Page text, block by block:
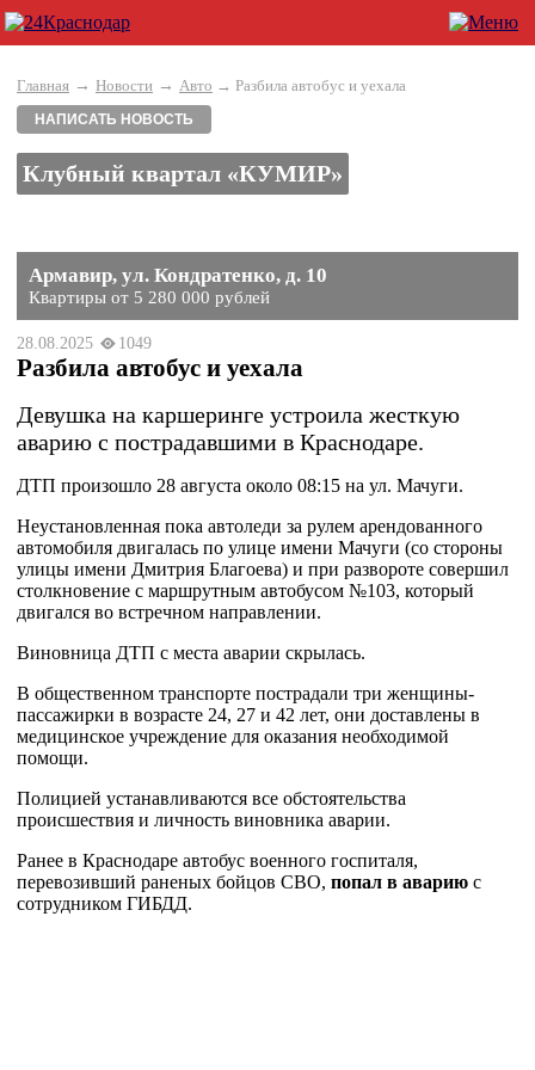
Главная → Новости → Авто → Разбила автобус и уехала
НАПИСАТЬ НОВОСТЬ
Клубный квартал «КУМИР»
Армавир, ул. Кондратенко, д. 10
Квартиры от 5 280 000 рублей
28.08.2025 1049
Разбила автобус и уехала
Девушка на каршеринге устроила жесткую
аварию с пострадавшими в Краснодаре.
ДТП произошло 28 августа около 08:15 на ул. Мачуги.
Неустановленная пока автоледи за рулем арендованного
автомобиля двигалась по улице имени Мачуги (со стороны
улицы имени Дмитрия Благоева) и при развороте совершил
столкновение с маршрутным автобусом №103, который
двигался во встречном направлении.
Виновница ДТП с места аварии скрылась.
В общественном транспорте пострадали три женщины-
пассажирки в возрасте 24, 27 и 42 лет, они доставлены в
медицинское учреждение для оказания необходимой
помощи.
Полицией устанавливаются все обстоятельства
происшествия и личность виновника аварии.
Ранее в Краснодаре автобус военного госпиталя,
перевозивший раненых бойцов СВО, попал в аварию с
сотрудником ГИБДД.